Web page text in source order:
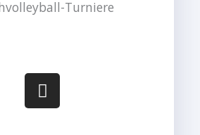
Turniere
I
n
s